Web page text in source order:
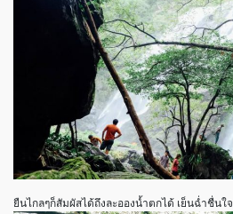
ยืนไกลๆก็สัมผัสได้ถึงละอองน้ำตกได้ เย็นฉ่ำชื่นใจ